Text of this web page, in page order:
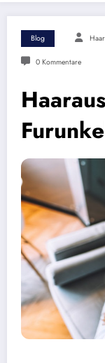
Blog
0 Kommentare